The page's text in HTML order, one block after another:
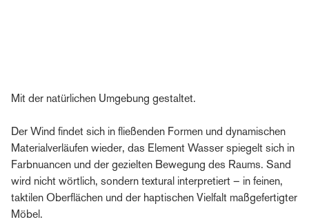
Mit der natürlichen Umgebung gestaltet.
Der Wind findet sich in fließenden Formen und dynamischen
Materialverläufen wieder, das Element Wasser spiegelt sich in
Farbnuancen und der gezielten Bewegung des Raums. Sand
wird nicht wörtlich, sondern textural interpretiert – in feinen,
taktilen Oberflächen und der haptischen Vielfalt maßgefertigter
Möbel.